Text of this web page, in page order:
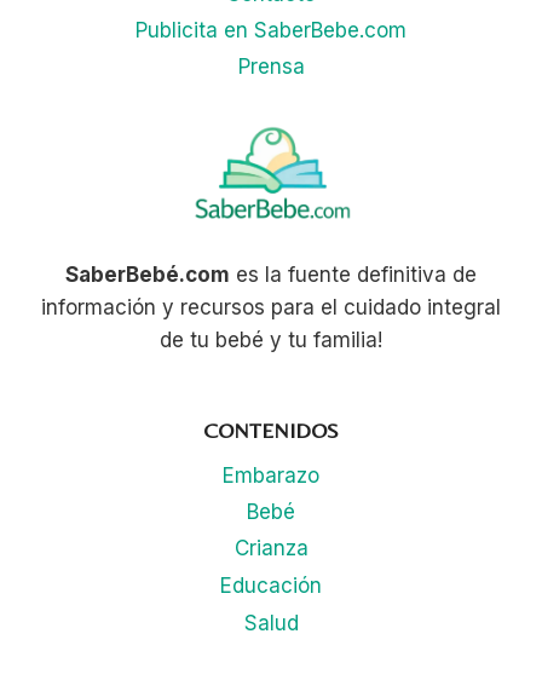
Publicita en SaberBebe.com
Prensa
SaberBebé.com es la fuente definitiva de
información y recursos para el cuidado integral
de tu bebé y tu familia!
CONTENIDOS
Embarazo
Bebé
Crianza
Educación
Salud